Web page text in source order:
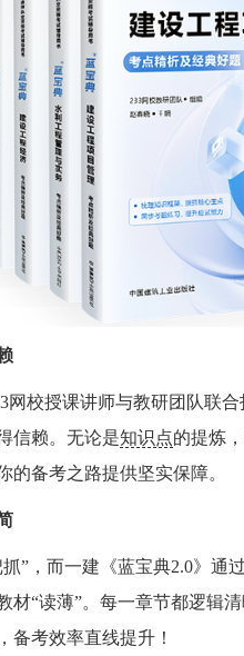
网校授课讲师与教研团队联
信赖。无论是知识点的提炼
的备考之路提供坚实保障。
”，而一建《蓝宝典2.0》通
材“读薄”。每一章节都逻辑
备考效率直线提升！